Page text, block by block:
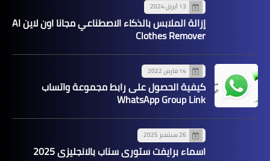
13 أبريل 2024
إزالة الملابس بالذكاء الاصطناعي مجانا اون لاين AI
Clothes Remover
14 مارس 2022
كيفية الحصول على رابط مجموعة واتساب
WhatsApp Group Link
26 سبتمبر 2025
اسماء برايفت ستوري سناب بالانجليزي 2025